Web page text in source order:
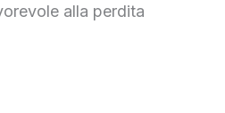
alla perdita